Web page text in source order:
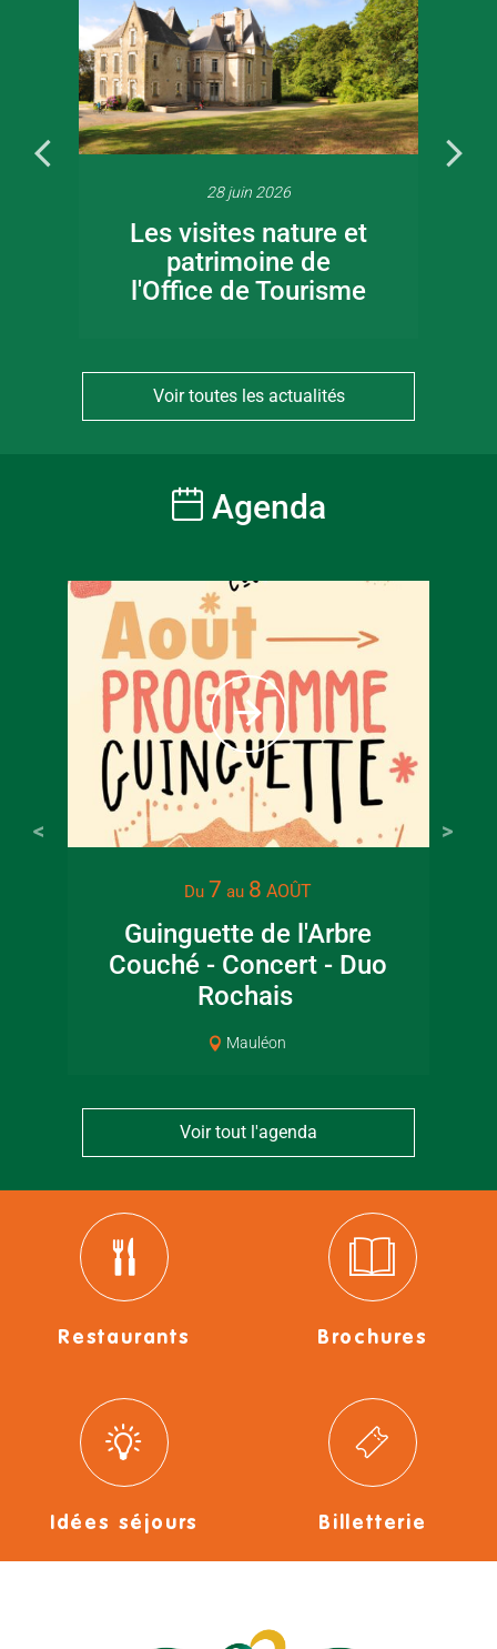
28 juin 2026
Les visites nature et
patrimoine de
l'Office de Tourisme
Voir toutes les actualités
Agenda
Du 7 au 8 AOÛT
Guinguette de l'Arbre
Couché - Concert - Duo
Rochais
Mauléon
Voir tout l'agenda
Restaurants Brochures
Idées séjours Billetterie